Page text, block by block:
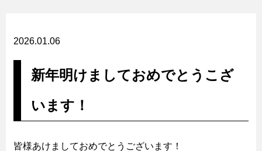
2026.01.06
新年明けましておめでとうこざ
います！
皆様あけましておめでとうございます！